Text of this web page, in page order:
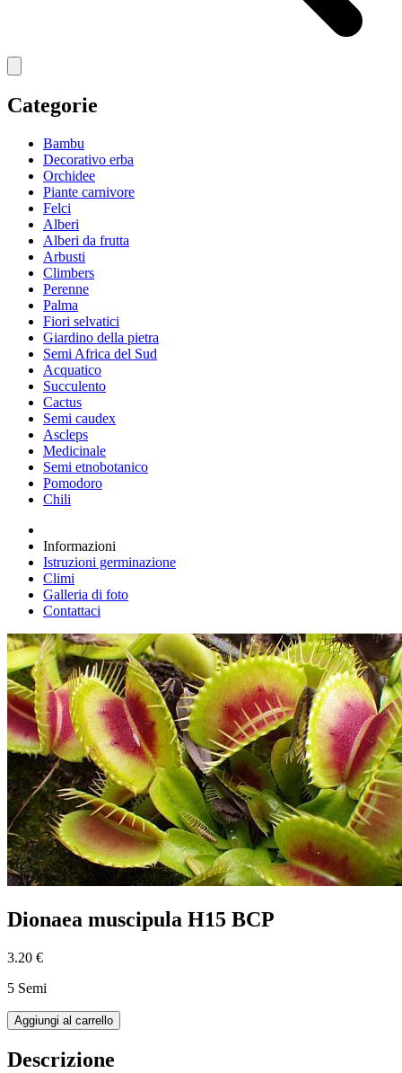
Categorie
Bambu
Decorativo erba
Orchidee
Piante carnivore
Felci
Alberi
Alberi da frutta
Arbusti
Climbers
Perenne
Palma
Fiori selvatici
Giardino della pietra
Semi Africa del Sud
Acquatico
Succulento
Cactus
Semi caudex
Ascleps
Medicinale
Semi etnobotanico
Pomodoro
Chili
Informazioni
Istruzioni germinazione
Climi
Galleria di foto
Contattaci
Dionaea muscipula H15 BCP
3.20 €
5 Semi
Aggiungi al carrello
Descrizione